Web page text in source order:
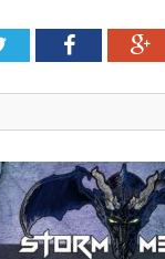
TwitterFacebook